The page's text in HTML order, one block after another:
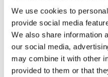
We use cookies to
provide social media
We also share information
our social media,
may combine it with other
provided to them or that
Entdecke die